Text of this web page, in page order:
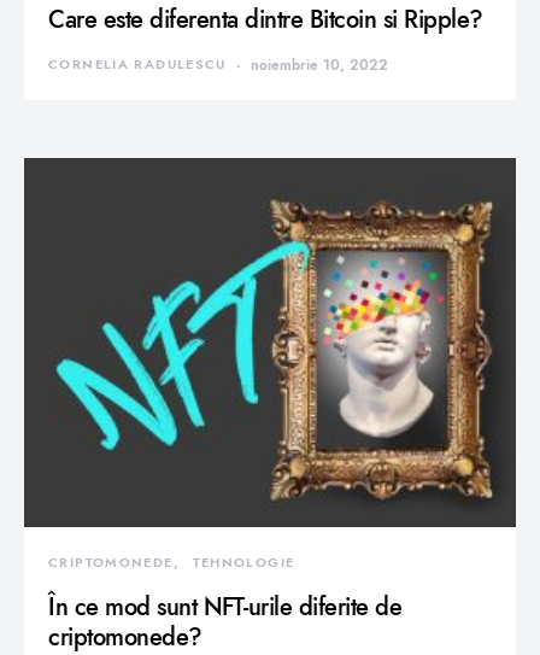
Care este diferenta dintre Bitcoin si Ripple?
CORNELIA RADULESCU noiembrie 10, 2022
CRIPTOMONEDE TEHNOLOGIE
În ce mod sunt NFT-urile diferite de
criptomonede?